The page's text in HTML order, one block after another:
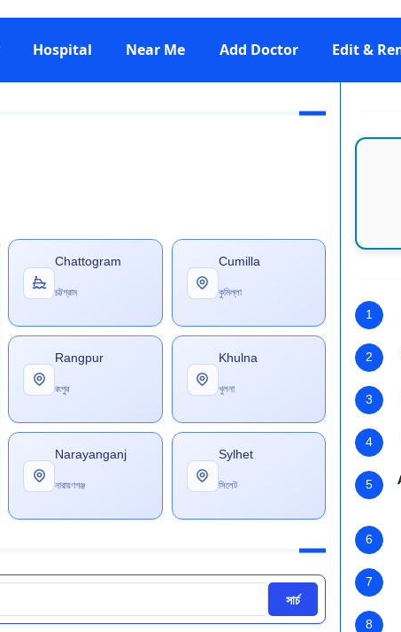
Hospital Near Me Add Doctor Edit &
Chattogram
চট্টগ্রাম
Cumilla
কুমিল্লা
Rangpur
রংপুর
Khulna
খুলনা
Narayanganj
নারায়ণগঞ্জ
Sylhet
সিলেট
সার্চ
1
2
3
4
5
6
7
8